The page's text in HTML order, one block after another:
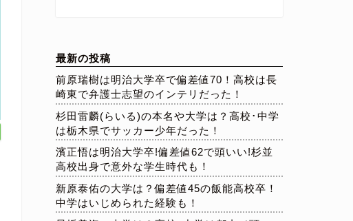
最新の投稿
前原瑞樹は明治大学卒で偏差値70！高校は長
崎東で弁護士志望のインテリだった！
杉田雷麟(らいる)の本名や大学は？高校･中学
は栃木県でサッカー少年だった！
濱正悟は明治大学卒!偏差値62で頭いい!杉並
高校出身で意外な学生時代も！
新原泰佑の大学は？偏差値45の飯能高校卒！
中学はいじめられた経験も！